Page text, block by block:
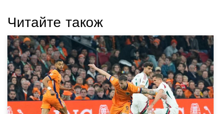
Читайте також